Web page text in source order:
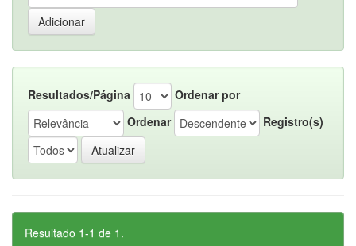
Resultados/Página
Ordenar por
Ordenar
Registro(s)
Resultado 1-1 de 1.